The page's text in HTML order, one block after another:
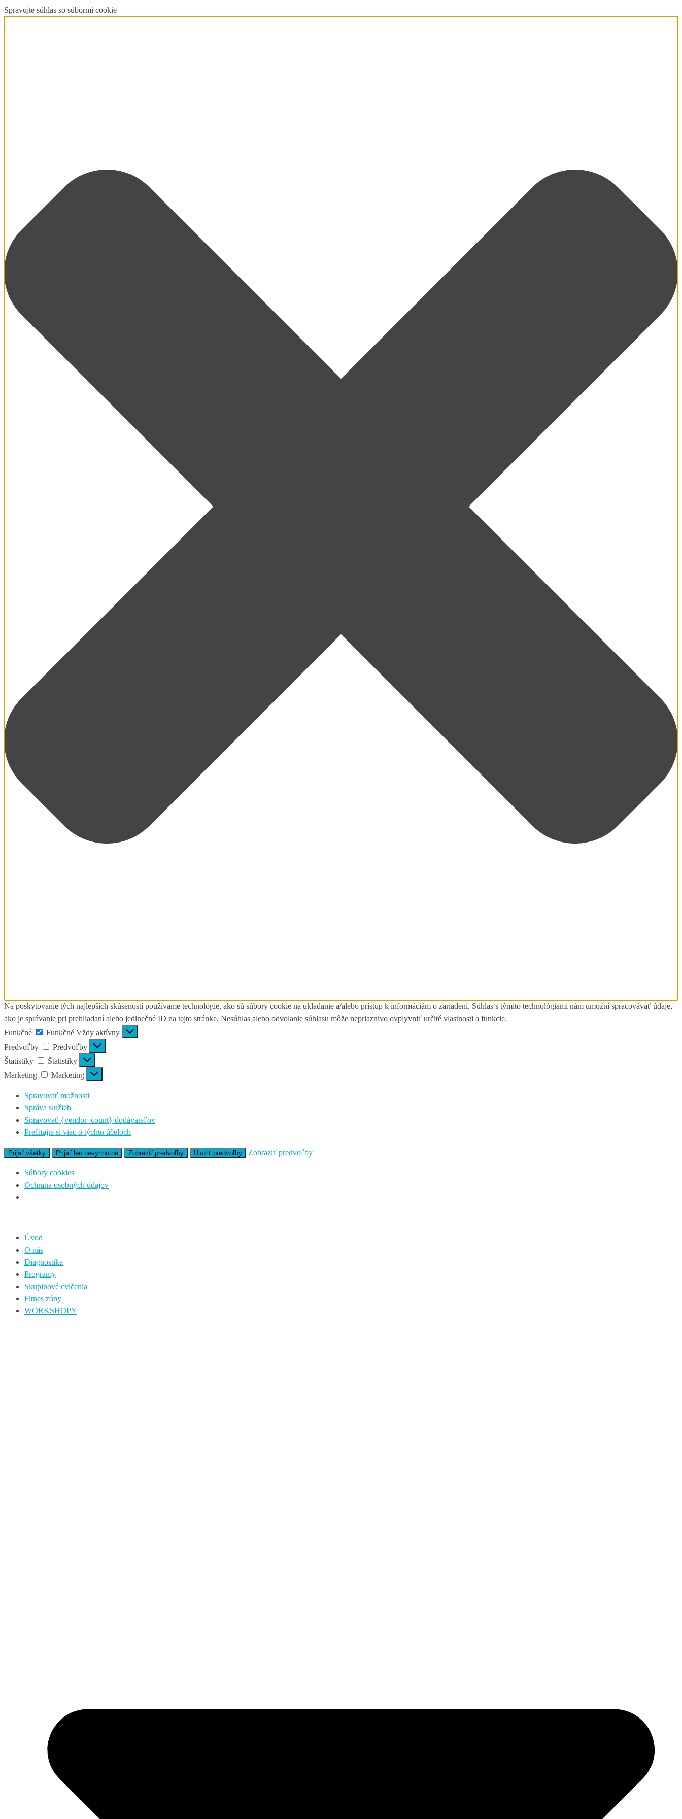
Spravujte súhlas so súbormi cookie
Na poskytovanie tých najlepších skúseností používame technológie, ako sú súbory cookie na ukladanie a/alebo prístup k informáciám o zariadení. Súhlas s týmito technológiami nám umožní spracovávať údaje,
ako je správanie pri prehliadaní alebo jedinečné ID na tejto stránke. Nesúhlas alebo odvolanie súhlasu môže nepriaznivo ovplyvniť určité vlastnosti a funkcie.
Funkčné
Funkčné Vždy aktívny
Predvoľby
Predvoľby
Štatistiky
Štatistiky
Marketing
Marketing
Spravovať možnosti
Správa služieb
Spravovať {vendor_count} dodávateľov
Prečítajte si viac o týchto účeloch
Prijať všetky Prijať len nevyhnutné Zobraziť predvoľby Uložiť predvoľby Zobraziť predvoľby
Súbory cookies
Ochrana osobných údajov
Úvod
O nás
Diagnostika
Programy
Skupinové cvičenia
Fitnes zóny
WORKSHOPY